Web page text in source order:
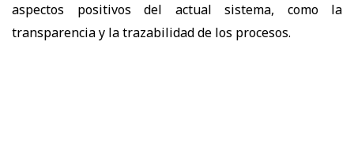
aspectos positivos del actual sistema, como la
transparencia y la trazabilidad de los procesos.